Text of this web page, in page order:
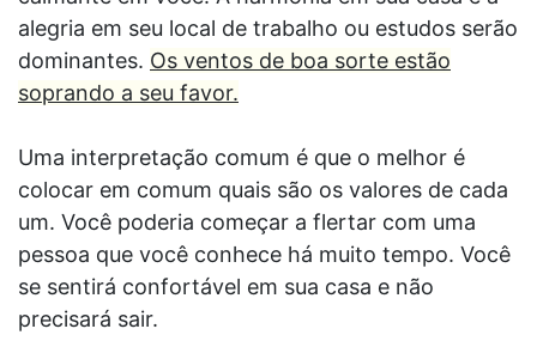
alegria em seu local de trabalho ou estudos serão
dominantes. Os ventos de boa sorte estão
soprando a seu favor.
Uma interpretação comum é que o melhor é
colocar em comum quais são os valores de cada
um. Você poderia começar a flertar com uma
pessoa que você conhece há muito tempo. Você
se sentirá confortável em sua casa e não
precisará sair.